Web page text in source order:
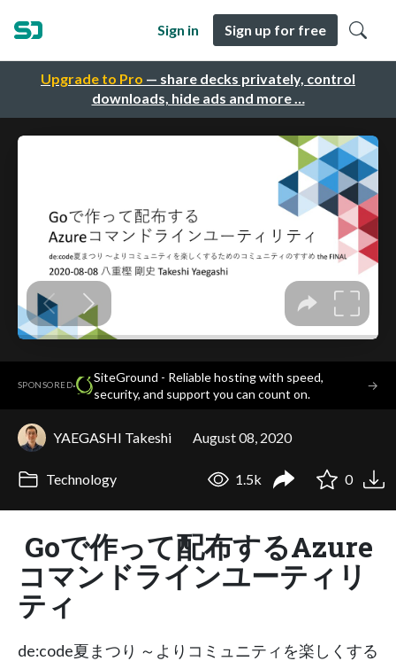
Upgrade to Pro — share decks privately, control
downloads, hide ads and more …
Sign in Sign up for free
SPONSORED·
SiteGround - Reliable hosting with speed,
security, and support you can count on.
→
YAEGASHI Takeshi August 08, 2020
Technology 1.5k 0
Goで作って配布するAzure
コマンドラインユーティリ
ティ
de:code夏まつり ～よりコミュニティを楽しくする